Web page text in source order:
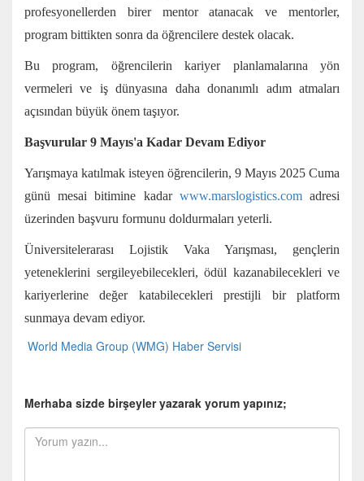
profesyonellerden birer mentor atanacak ve mentorler,
program bittikten sonra da öğrencilere destek olacak.
Bu program, öğrencilerin kariyer planlamalarına yön
vermeleri ve iş dünyasına daha donanımlı adım atmaları
açısından büyük önem taşıyor.
Başvurular 9 Mayıs'a Kadar Devam Ediyor
Yarışmaya katılmak isteyen öğrencilerin, 9 Mayıs 2025 Cuma
günü mesai bitimine kadar www.marslogistics.comadresi
üzerinden başvuru formunu doldurmaları yeterli.
Üniversitelerarası Lojistik Vaka Yarışması, gençlerin
yeteneklerini sergileyebilecekleri, ödül kazanabilecekleri ve
kariyerlerine değer katabilecekleri prestijli bir platform
sunmaya devam ediyor.
World Media Group (WMG) Haber Servisi
Merhaba sizde birşeyler yazarak yorum yapınız;